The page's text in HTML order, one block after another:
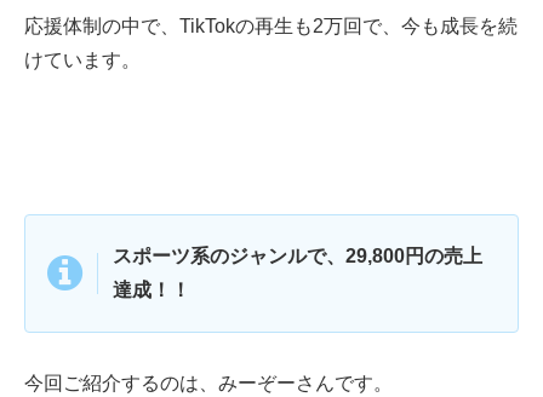
応援体制の中で、TikTokの再生も2万回で、今も成長を続
けています。
スポーツ系のジャンルで、29,800円の売上
達成！！
今回ご紹介するのは、みーぞーさんです。